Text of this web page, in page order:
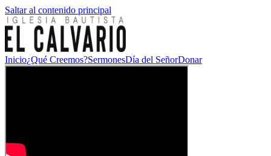
Saltar al contenido principal
Inicio¿Qué Creemos?SermonesDía del SeñorDonar